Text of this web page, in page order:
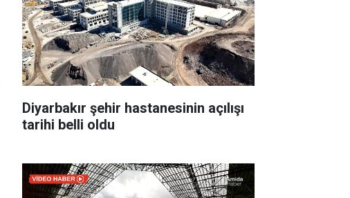
Diyarbakır şehir hastanesinin açılışı
tarihi belli oldu